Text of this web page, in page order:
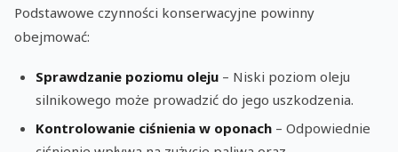
Podstawowe czynności konserwacyjne powinny
obejmować:
Sprawdzanie poziomu oleju – Niski poziom oleju
silnikowego może prowadzić do jego uszkodzenia.
Kontrolowanie ciśnienia w oponach – Odpowiednie